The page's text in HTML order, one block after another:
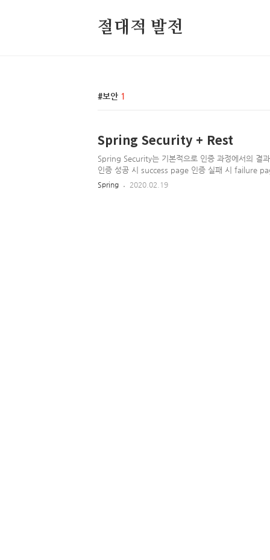
절대적 발전
보안 1
Spring Security + Rest
Spring Security는 기본적으로 인증 과정에서의 결
인증 성공 시 success page 인증 실패 시 failure
authentication page 크게 세가지의 행동에 대한
Spring 2020.02.19